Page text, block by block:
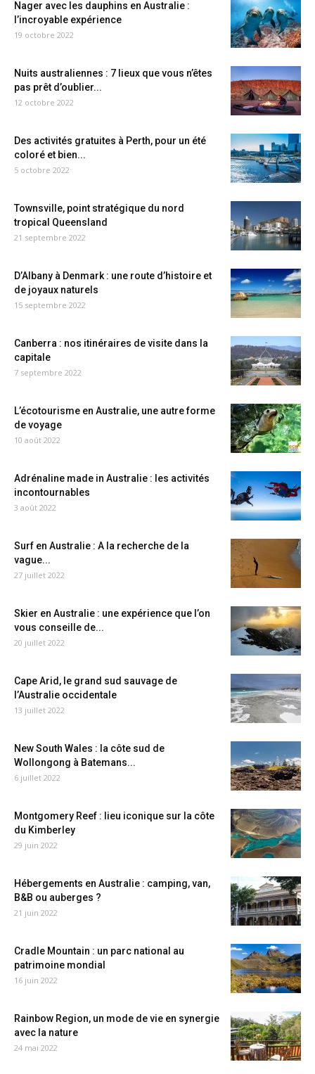
Nager avec les dauphins en Australie :
l’incroyable expérience
19 octobre 2022
Nuits australiennes : 7 lieux que vous n’êtes
pas prêt d’oublier...
12 octobre 2022
Des activités gratuites à Perth, pour un été
coloré et bien...
5 octobre 2022
Townsville, point stratégique du nord
tropical Queensland
21 septembre 2022
D’Albany à Denmark : une route d’histoire et
de joyaux naturels
15 septembre 2022
Canberra : nos itinéraires de visite dans la
capitale
7 septembre 2022
L’écotourisme en Australie, une autre forme
de voyage
10 août 2022
Adrénaline made in Australie : les activités
incontournables
3 août 2022
Surf en Australie : A la recherche de la
vague...
27 juillet 2022
Skier en Australie : une expérience que l’on
vous conseille de...
20 juillet 2022
Cape Arid, le grand sud sauvage de
l’Australie occidentale
13 juillet 2022
New South Wales : la côte sud de
Wollongong à Batemans...
6 juillet 2022
Montgomery Reef : lieu iconique sur la côte
du Kimberley
29 juin 2022
Hébergements en Australie : camping, van,
B&B ou auberges ?
21 juin 2022
Cradle Mountain : un parc national au
patrimoine mondial
16 juin 2022
Rainbow Region, un mode de vie en synergie
avec la nature
24 mai 2022